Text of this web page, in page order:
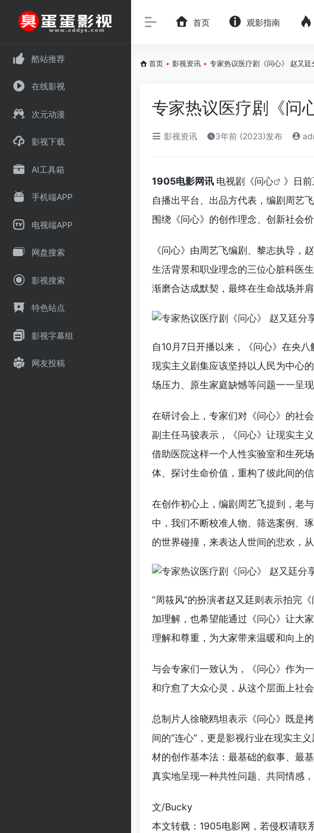
酷站推荐
在线影视
次元动漫
影视下载
AI工具箱
手机端APP
电视端APP
网盘搜索
影视搜索
特色站点
影视字幕组
网友投稿
首页 观影指南
首页 • 影视资讯 • 专家热议医疗剧《问心》 赵又
专家热议医疗剧《问
影视资讯 3年前 (2023)发布
1905电影网讯 电视剧《问心 》日
自播出平台、出品方代表，编剧周艺
围绕《问心》的创作理念、创新社会
《问心》由周艺飞编剧、黎志执导，
生活背景和职业理念的三位心脏科医
渐磨合达成默契，最终在生命战场并
自10月7日开播以来，《问心》在央
现实主义剧集应该坚持以人民为中心
场压力、原生家庭缺憾等问题一一呈
在研讨会上，专家们对《问心》的社
副主任马骏表示，《问心》让现实主
借助医院这样一个人性实验室和生死
体、探讨生命价值，重构了彼此间的信
在创作初心上，编剧周艺飞提到，老
中，我们不断校准人物、筛选案例、
的世界碰撞，来表达人世间的悲欢，
“周筱风”的扮演者赵又廷则表示拍完
加理解，也希望能通过《问心》让大
理解和尊重，为大家带来温暖和向上的
与会专家们一致认为，《问心》作为
和疗愈了大众心灵，从这个层面上社会
总制片人徐晓鸥坦表示《问心》既是
间的“连心”，更是影视行业在现实主
材的创作基本法：最基础的叙事、最
真实地呈现一种共性问题、共同情感
文/Bucky
本文转载：1905电影网，若侵权请联